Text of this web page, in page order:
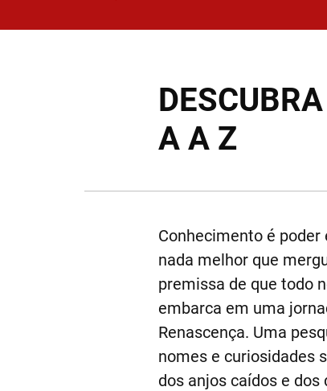
A A Z
Conhecimento é
nada melhor que
premissa de que todo
embarca em uma
Renascença. Uma
nomes e curiosidades
dos anjos caídos e